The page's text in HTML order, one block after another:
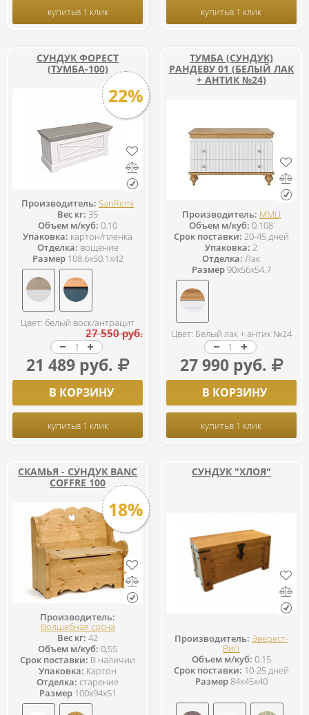
купитьв 1 клик купитьв 1 клик
СУНДУК ФОРЕСТ
(ТУМБА-100)
22%
Производитель: SanRemi
Вес кг: 35
Объем м/куб: 0.10
Упаковка: картон/пленка
Отделка: вощение
Размер108.6x50.1x42
Цвет: белый воск/антрацит
27 550 руб.
21 489 руб.
В КОРЗИНУ
купитьв 1 клик
ТУМБА (СУНДУК)
РАНДЕВУ 01 (БЕЛЫЙ ЛАК
+ АНТИК №24)
Производитель: ММЦ
Объем м/куб: 0.108
Срок поставки: 20-45 дней
Упаковка: 2
Отделка: Лак
Размер90x56x54.7
Цвет: Белый лак + антик №24
27 990 руб.
В КОРЗИНУ
купитьв 1 клик
СКАМЬЯ - СУНДУК ВАNC
COFFRE 100
18%
Производитель:
Волшебная сосна
Вес кг: 42
Объем м/куб: 0,55
Срок поставки: В наличии
Упаковка: Картон
Отделка: старение
Размер100x94x51
СУНДУК "ХЛОЯ"
Производитель: Эверест-
Вип
Объем м/куб: 0.15
Срок поставки: 10-25 дней
Размер84x45x40